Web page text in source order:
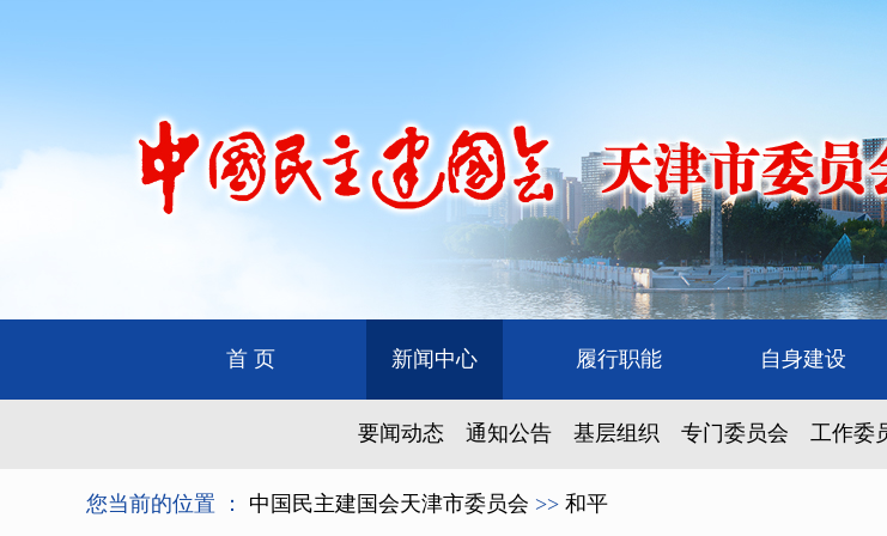
首 页 新闻中心 履行职能 自身建设
要闻动态 通知公告 基层组织 专门委员会 工作委
您当前的位置 ： 中国民主建国会天津市委员会 >> 和平